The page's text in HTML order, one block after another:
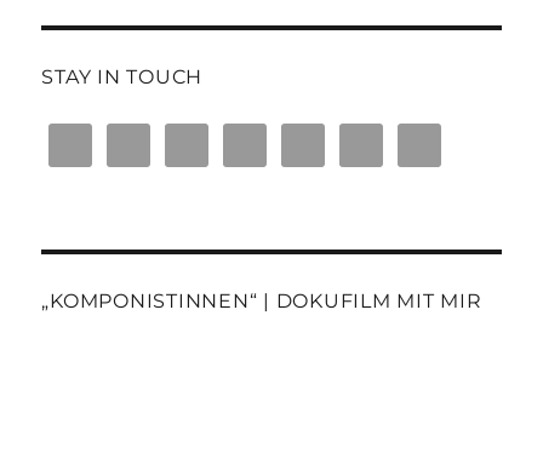
STAY IN TOUCH
„KOMPONISTINNEN“ | DOKUFILM MIT MIR